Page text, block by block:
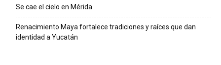
Se cae el cielo en Mérida
Renacimiento Maya fortalece tradiciones y raíces que dan
identidad a Yucatán